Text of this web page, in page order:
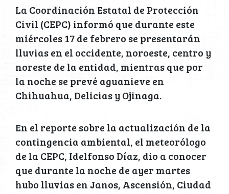
La Coordinación Estatal de Protección
Civil (CEPC) informó que durante este
miércoles 17 de febrero se presentarán
lluvias en el occidente, noroeste, centro y
noreste de la entidad, mientras que por
la noche se prevé aguanieve en
Chihuahua, Delicias y Ojinaga.
En el reporte sobre la actualización de la
contingencia ambiental, el meteorólogo
de la CEPC, Idelfonso Díaz, dio a conocer
que durante la noche de ayer martes
hubo lluvias en Janos, Ascensión, Ciudad